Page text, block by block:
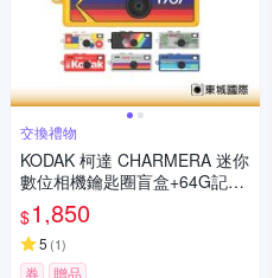
交換禮物
KODAK 柯達 CHARMERA 迷你
數位相機鑰匙圈盲盒+64G記憶
卡組
$1,850
5 (1)
券 贈品